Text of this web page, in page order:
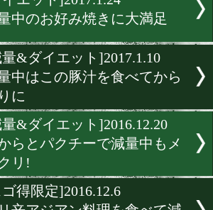
ン」
[減量&ダイエット
本日大一番の京口紘人がハ
ーグ完食
[減量&ダイエット
バレンタインに届けるアジ
減量法